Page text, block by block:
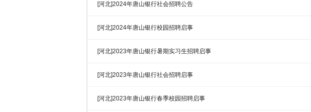
[河北]2024年唐山银行社会招聘公告
[河北]2024年唐山银行校园招聘启事
[河北]2023年唐山银行暑期实习生招聘启事
[河北]2023年唐山银行社会招聘启事
[河北]2023年唐山银行春季校园招聘启事